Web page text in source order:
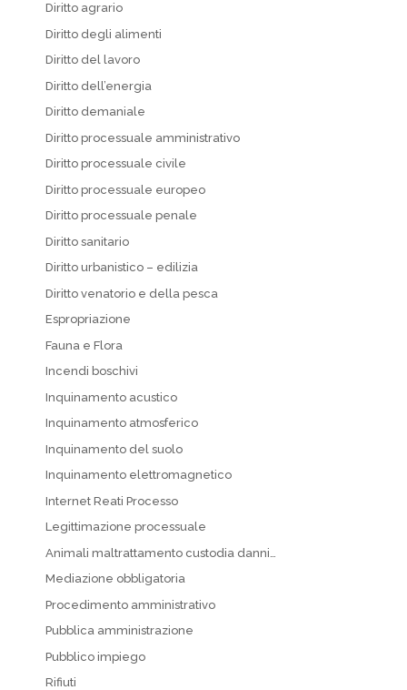
Diritto agrario
Diritto degli alimenti
Diritto del lavoro
Diritto dell’energia
Diritto demaniale
Diritto processuale amministrativo
Diritto processuale civile
Diritto processuale europeo
Diritto processuale penale
Diritto sanitario
Diritto urbanistico – edilizia
Diritto venatorio e della pesca
Espropriazione
Fauna e Flora
Incendi boschivi
Inquinamento acustico
Inquinamento atmosferico
Inquinamento del suolo
Inquinamento elettromagnetico
Internet Reati Processo
Legittimazione processuale
Animali maltrattamento custodia danni…
Mediazione obbligatoria
Procedimento amministrativo
Pubblica amministrazione
Pubblico impiego
Rifiuti